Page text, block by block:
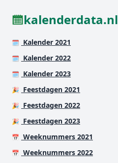
kalenderdata.nl
🗓️ Kalender 2021
🗓️ Kalender 2022
🗓️ Kalender 2023
🎉 Feestdagen 2021
🎉 Feestdagen 2022
🎉 Feestdagen 2023
📅 Weeknummers 2021
📅 Weeknummers 2022